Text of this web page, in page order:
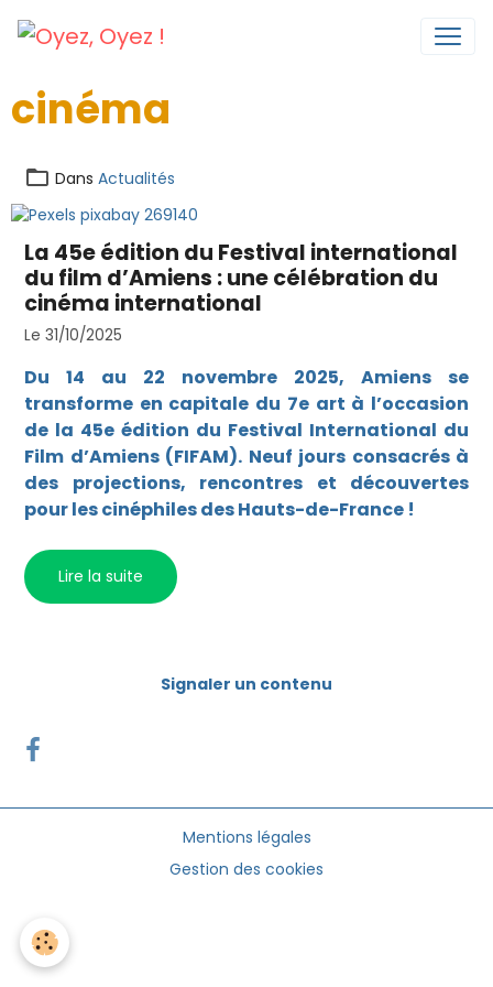
cinéma
Dans Actualités
La 45e édition du Festival international
du film d’Amiens : une célébration du
cinéma international
Le 31/10/2025
Du 14 au 22 novembre 2025, Amiens se
transforme en capitale du 7e art à l’occasion
de la 45e édition du Festival International du
Film d’Amiens(FIFAM). Neuf jours consacrés à
des projections, rencontres et découvertes
pour les cinéphiles des Hauts-de-France !
Lire la suite
Signaler un contenu
Mentions légales
Gestion des cookies